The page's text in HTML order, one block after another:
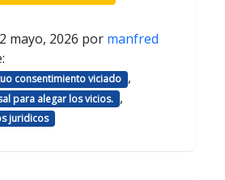
mayo, 2026 por manfred
consentimiento viciado ,
para alegar los vicios. ,
juridicos